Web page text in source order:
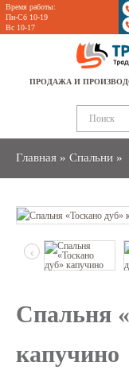
Время работы:
Пн-Сб 10-19
Вс 10-17
ПРОДАЖА И
Главная » Спальни »
Sale
‹
Спальня
капучино